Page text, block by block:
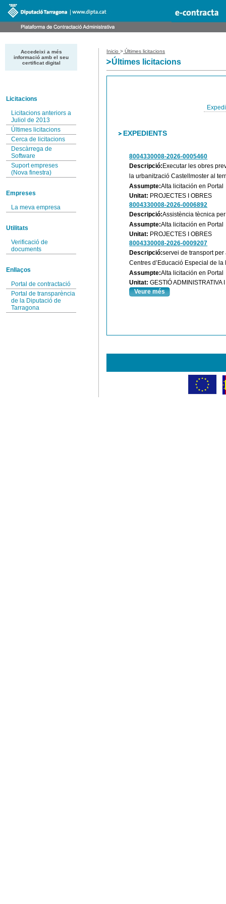
Accedeixi a més
informació amb el seu
certificat digital
Licitacions
Licitacions anteriors a
Juliol de 2013
Últimes licitacions
Cerca de licitacions
Descàrrega de
Software
Suport empreses
(Nova finestra)
Empreses
La meva empresa
Utilitats
Verificació de
documents
Enllaços
Portal de contractació
Portal de transparència
de la Diputació de
Tarragona
Inicio> Últimes licitacions
Últimes licitacions
EXPEDIENTS
8004330008-2026-0005460
Descripció:Executar les obres
la urbanització Castellmoster al
Assumpte:Alta licitación en Portal
Unitat: PROJECTES I OBRES
8004330008-2026-0006892
Descripció:Assistència tècnica
Assumpte:Alta licitación en Portal
Unitat: PROJECTES I OBRES
8004330008-2026-0009207
Descripció:servei de transport
Centres d’Educació Especial de
Assumpte:Alta licitación en Portal
Unitat:GESTIÓ ADMINISTRATIVA
Veure més